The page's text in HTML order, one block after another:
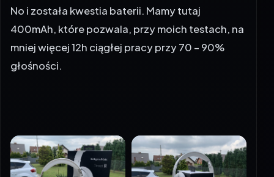
No i została kwestia baterii. Mamy tutaj
400mAh, które pozwala, przy moich testach, na
mniej więcej 12h ciągłej pracy przy 70 – 90%
głośności.